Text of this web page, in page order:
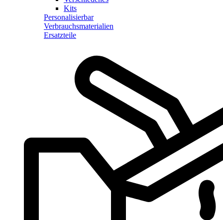
Kits
Personalisierbar
Verbrauchsmaterialien
Ersatzteile